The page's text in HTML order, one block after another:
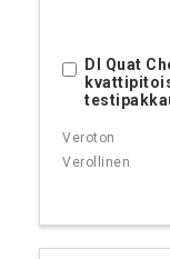
DI Quat
Ostoskoriin